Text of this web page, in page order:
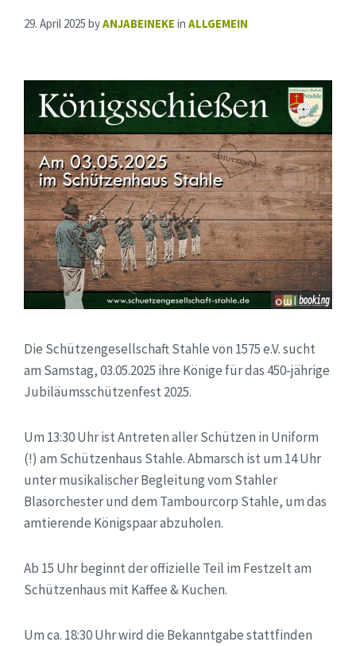
29. April 2025 byANJABEINEKE in ALLGEMEIN
Die Schützengesellschaft Stahle von 1575 e.V. sucht
am Samstag, 03.05.2025 ihre Könige für das 450-jährige
Jubiläumsschützenfest 2025.
Um 13:30 Uhr ist Antreten aller Schützen in Uniform
(!) am Schützenhaus Stahle. Abmarsch ist um 14 Uhr
unter musikalischer Begleitung vom Stahler
Blasorchester und dem Tambourcorp Stahle, um das
amtierende Königspaar abzuholen.
Ab 15 Uhr beginnt der offizielle Teil im Festzelt am
Schützenhaus mit Kaffee & Kuchen.
Um ca. 18:30 Uhr wird die Bekanntgabe stattfinden